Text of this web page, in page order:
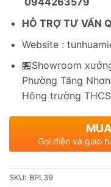
HỖ TRỢ TƯ VẤN
Website :
🏪Showroom
Phường Tăng
Hông trường
Gọi điện và giao
SKU: BPL39